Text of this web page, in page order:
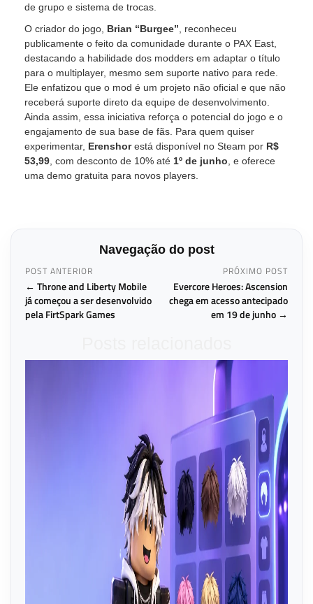
de grupo e sistema de trocas.
O criador do jogo, Brian “Burgee” , reconheceu
publicamente o feito da comunidade durante o PAX East,
destacando a habilidade dos modders em adaptar o título
para o multiplayer, mesmo sem suporte nativo para rede.
Ele enfatizou que o mod é um projeto não oficial e que não
receberá suporte direto da equipe de desenvolvimento.
Ainda assim, essa iniciativa reforça o potencial do jogo e o
engajamento de sua base de fãs. Para quem quiser
experimentar, Erenshorestá disponível no Steam por R$
53,99 , com desconto de 10% até 1º de junho , e oferece
uma demo gratuita para novos players.
Navegação do post
POST ANTERIOR
← Throne and Liberty Mobile
já começou a ser desenvolvido
pela FirtSpark Games
PRÓXIMO POST
Evercore Heroes: Ascension
chega em acesso antecipado
em 19 de junho →